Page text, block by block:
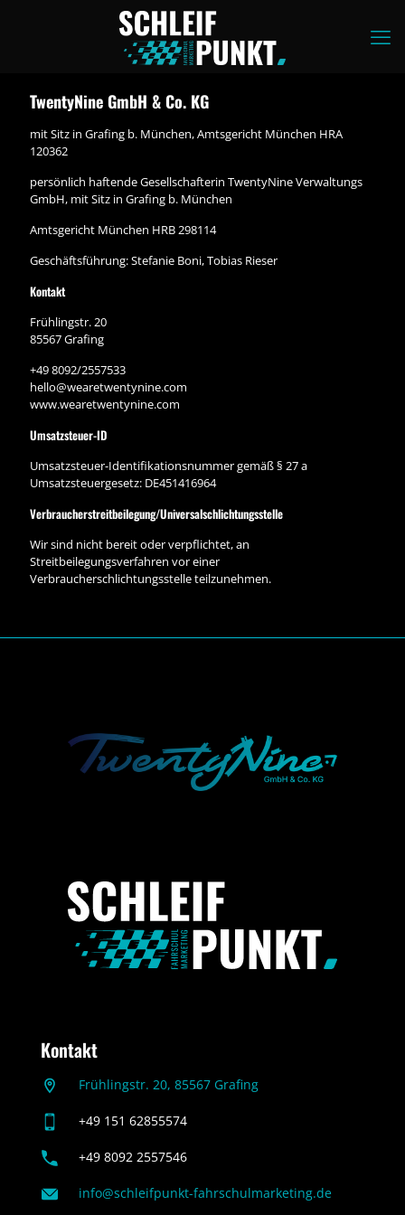
TwentyNine GmbH & Co. KG
mit Sitz in Grafing b. München, Amtsgericht München HRA
120362
persönlich haftende Gesellschafterin TwentyNine Verwaltungs
GmbH, mit Sitz in Grafing b. München
Amtsgericht München HRB 298114
Geschäftsführung: Stefanie Boni, Tobias Rieser
Kontakt
Frühlingstr. 20
85567 Grafing
+49 8092/2557533
hello@wearetwentynine.com
www.wearetwentynine.com
Umsatzsteuer-ID
Umsatzsteuer-Identifikationsnummer gemäß § 27 a
Umsatzsteuergesetz: DE451416964
Verbraucher­streit­beilegung/Universal­schlichtungs­stelle
Wir sind nicht bereit oder verpflichtet, an
Streitbeilegungsverfahren vor einer
Verbraucherschlichtungsstelle teilzunehmen.
Kontakt
Frühlingstr. 20, 85567 Grafing
+49 151 62855574
+49 8092 2557546
info@schleifpunkt-fahrschulmarketing.de